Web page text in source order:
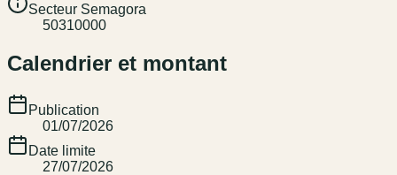
Secteur Semagora
50310000
Calendrier et montant
Publication
01/07/2026
Date limite
27/07/2026